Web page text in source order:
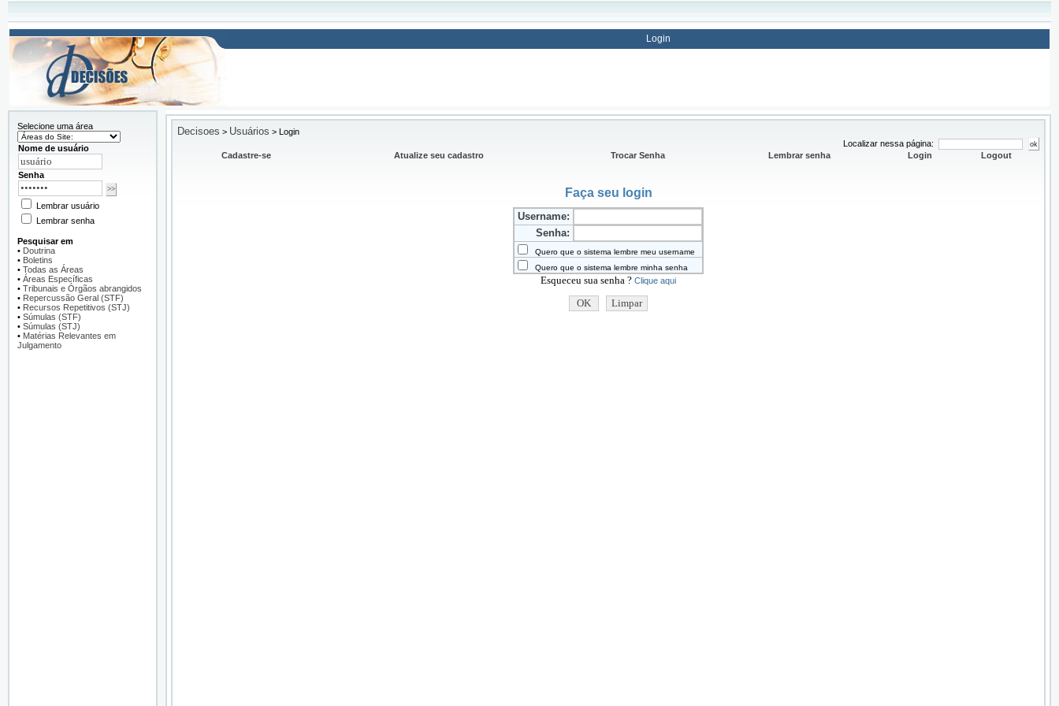
Login
Selecione uma área
Nome de usuário
Senha
Lembrar usuário
Lembrar senha
Pesquisar em
• Doutrina
• Boletins
• Todas as Áreas
• Áreas Específicas
• Tribunais e Órgãos abrangidos
• Repercussão Geral (STF)
• Recursos Repetitivos (STJ)
• Súmulas (STF)
• Súmulas (STJ)
• Matérias Relevantes em
Julgamento
Decisoes > Usuários > Login
Localizar nessa página:
Cadastre-se
Atualize seu cadastro Trocar Senha Lembrar senha Login Logout
Faça seu login
Username:
Senha:
Quero que o sistema lembre meu username
Quero que o sistema lembre minha senha
Esqueceu sua senha ? Clique aqui